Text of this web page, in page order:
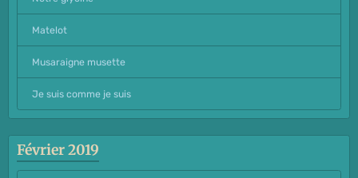
Matelot
Musaraigne musette
Je suis comme je suis
Février 2019